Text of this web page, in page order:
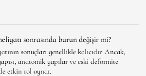
sonrasında burun değişir mi?
sonuçları genellikle kalıcıdır. Ancak,
anatomik yapılar ve eski deformite
etkin rol oynar.